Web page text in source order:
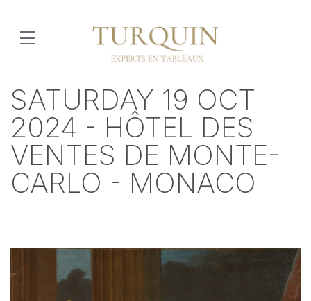
SATURDAY 19 OCT
2024 - HÔTEL DES
VENTES DE MONTE-
CARLO - MONACO